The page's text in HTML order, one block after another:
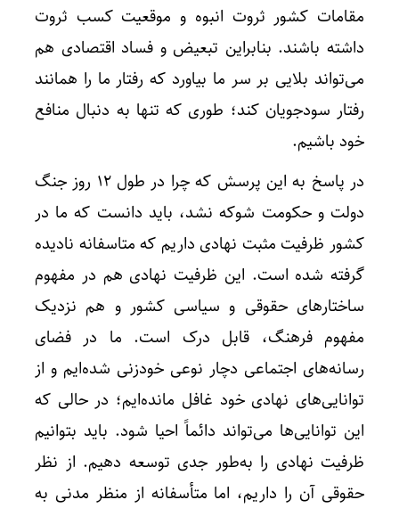
مقامات کشور ثروت انبوه و موقعیت کسب ثروت
داشته‌ باشند. بنابراین تبعیض و فساد اقتصادی هم
می‌تواند بلایی بر سر ما بیاورد که رفتار ما را همانند
رفتار سودجویان کند؛ طوری که تنها به دنبال منافع
خود باشیم.
در پاسخ به این پرسش که چرا در طول ۱۲ روز جنگ
دولت و حکومت شوکه نشد، باید دانست که ما در
کشور ظرفیت مثبت نهادی داریم که متاسفانه نادیده
گرفته شده است. این ظرفیت نهادی هم در مفهوم
ساختارهای حقوقی و سیاسی کشور و هم نزدیک
مفهوم فرهنگ، قابل درک است. ما در فضای
رسانه‌های اجتماعی دچار نوعی خودزنی شده‌ایم و از
توانایی‌های نهادی خود غافل مانده‌ایم؛ در حالی که
این توانایی‌ها می‌تواند دائماً احیا شود. باید بتوانیم
ظرفیت نهادی را به‌طور جدی توسعه دهیم. از نظر
حقوقی آن را داریم، اما متأسفانه از منظر مدنی به